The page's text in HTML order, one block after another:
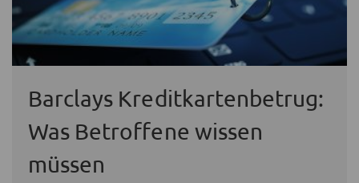
Barclays Kreditkartenbetrug:
Was Betroffene wissen
müssen